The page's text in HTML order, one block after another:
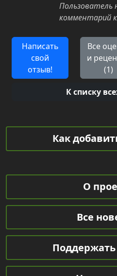
Пользователь
комментарий
Написать
свой
отзыв!
Все
и
(1)
К списку
Как
О
Все
Поддержать